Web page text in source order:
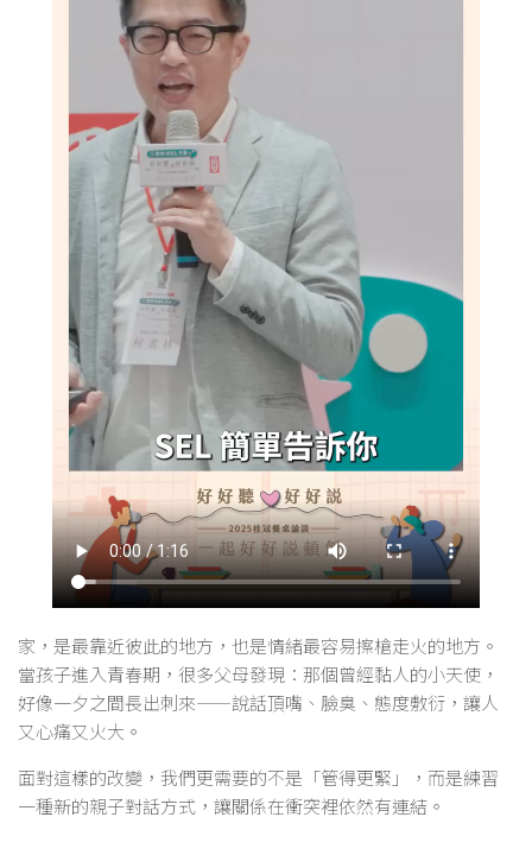
家，是最靠近彼此的地方，也是情緒最容易擦槍走火的地方。
當孩子進入青春期，很多父母發現：那個曾經黏人的小天使，
好像一夕之間長出刺來——說話頂嘴、臉臭、態度敷衍，讓人
又心痛又火大。
面對這樣的改變，我們更需要的不是「管得更緊」，而是練習
一種新的親子對話方式，讓關係在衝突裡依然有連結。